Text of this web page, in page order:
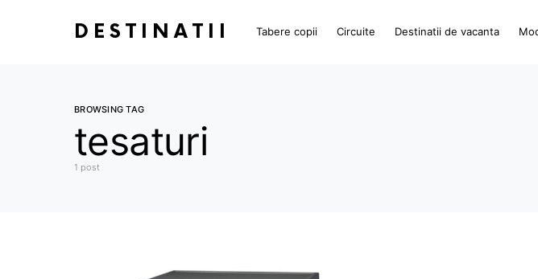
DESTINATII Tabere copii Circuite Destinatii de vacanta
BROWSING TAG
tesaturi
1 post